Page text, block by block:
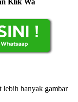
lebih banyak gambar